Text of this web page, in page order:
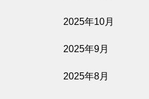
2025年10月
2025年9月
2025年8月